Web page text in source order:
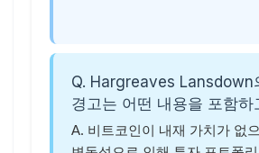
Q. Hargreaves Lansdown
경고는 어떤 내용을 포함하
A. 비트코인이 내재 가치가 없